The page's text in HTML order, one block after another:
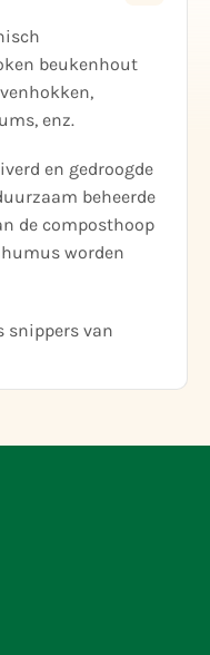
beukenhout
enz.
en gedroogde
beheerde
de composthoop
worden
snippers van